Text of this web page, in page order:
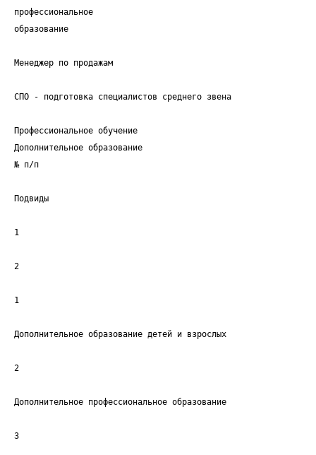
профессиональное
образование
Менеджер по продажам
СПО - подготовка специалистов среднего звена
Профессиональное обучение
Дополнительное образование
№ п/п
Подвиды
1
2
1
Дополнительное образование детей и взрослых
2
Дополнительное профессиональное образование
3